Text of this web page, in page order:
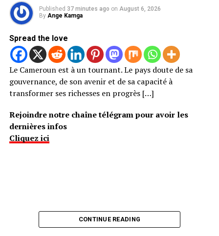
Published 37 minutes ago on August 6, 2026
By Ange Kamga
Spread the love
Le Cameroun est à un tournant. Le pays doute de sa
gouvernance, de son avenir et de sa capacité à
transformer ses richesses en progrès […]
Rejoindre notre chaîne télégram pour avoir les
dernières infos
Cliquez ici
CONTINUE READING